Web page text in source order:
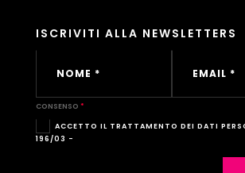
ISCRIVITI ALLA NEWSLETTERS
CONSENSO
ACCETTO IL TRATTAMENTO DEI DATI
196/03 -